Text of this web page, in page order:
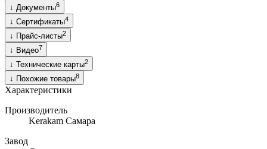
↓ Документы6
↓ Сертификаты4
↓ Прайс-листы2
↓ Видео7
↓ Технические карты2
↓ Похожие товары8
Характеристики
Производитель
Kerakam Самара
Завод